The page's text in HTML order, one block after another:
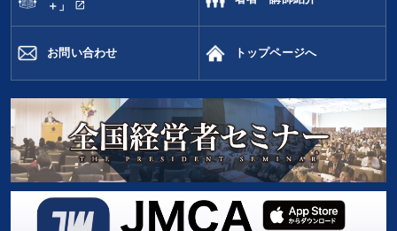
＋」
open_in_new
お問い合わせ トップページへ